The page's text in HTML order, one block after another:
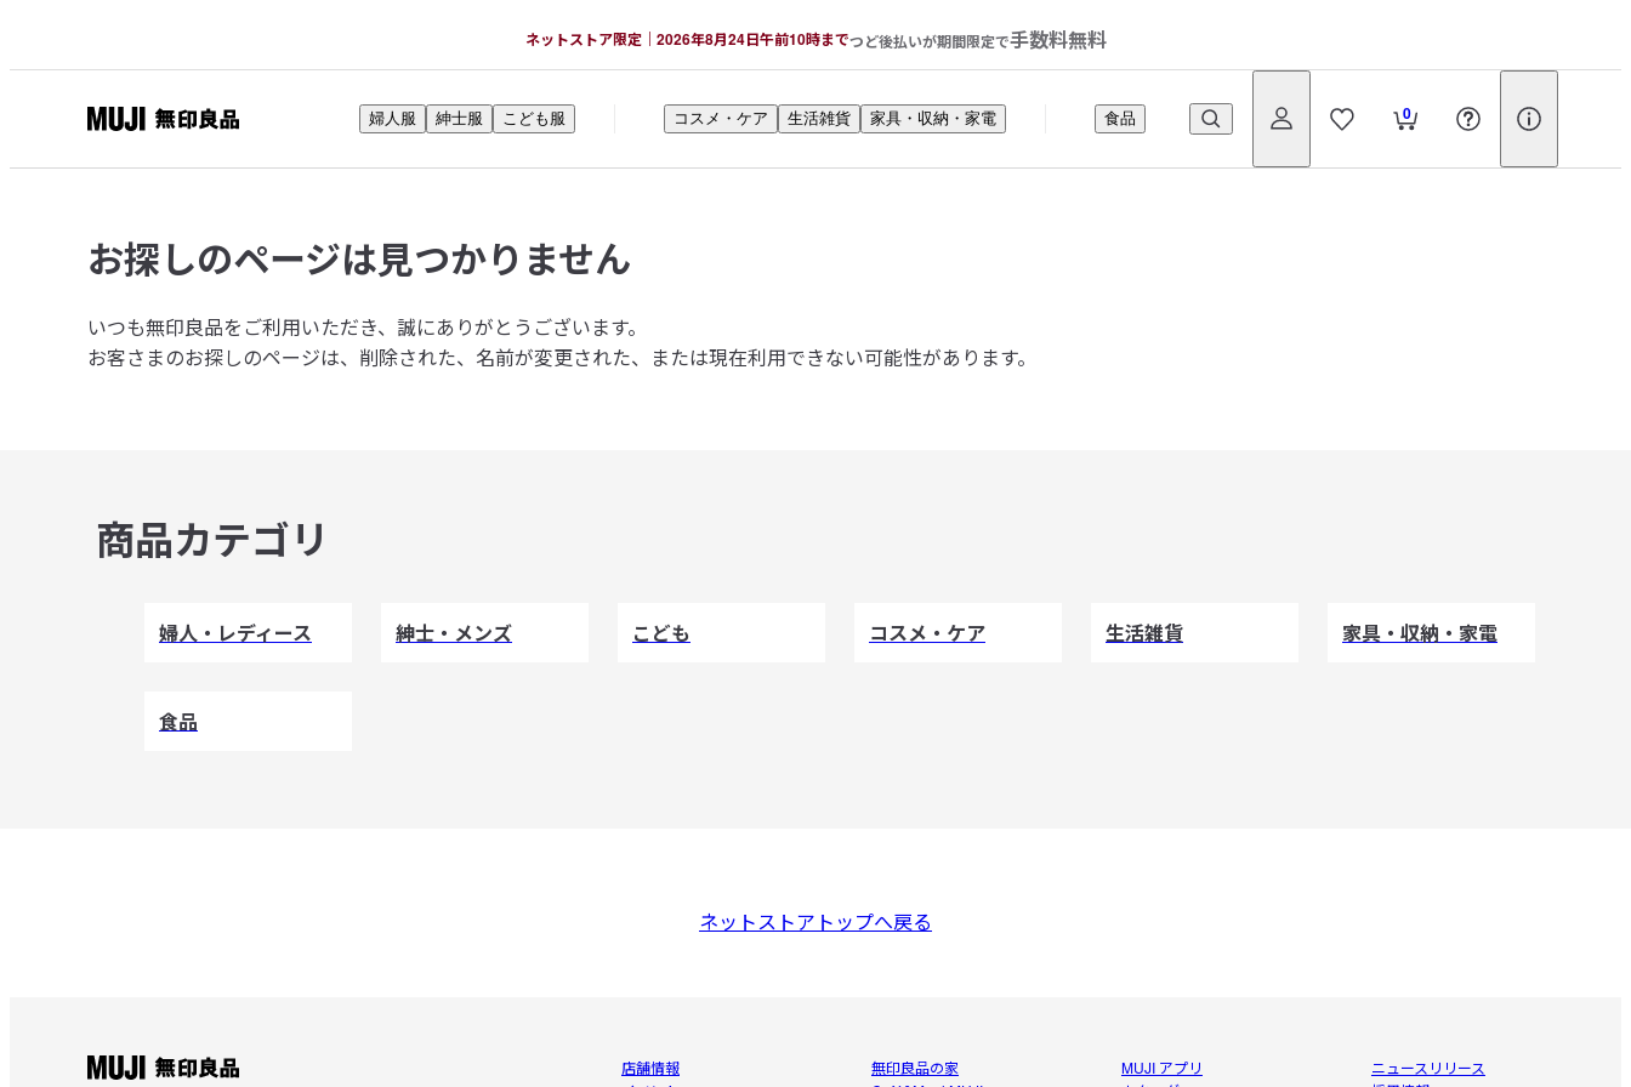
ネットストア限定｜2026年8月24日午前10時までつど後払いが期間限定で手数料無料
印
品
ネ
ト
ス
0
婦人服 紳士服 こども服 コスメ・ケア 生活雑貨 家具・収納・家電 食品
お探しのページは見つかりません
いつも無印良品をご利用いただき、誠にありがとうございます。
お客さまのお探しのページは、削除された、名前が変更された、または現在利用できない可能性があります。
商品カテゴリ
婦人・レディース 紳士・メンズ こども コスメ・ケア 生活雑貨 家具・収納・家電
食品
ネットストアトップへ戻る
店舗情報
無印良品の家
MUJI アプリ
ニュースリリース